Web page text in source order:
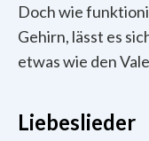
Doch wie
Gehirn, lässt es
etwas wie den
Liebeslieder